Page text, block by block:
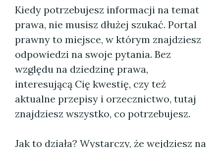
Kiedy potrzebujesz informacji na temat
prawa, nie musisz dłużej szukać. Portal
prawny to miejsce, w którym znajdziesz
odpowiedzi na swoje pytania. Bez
względu na dziedzinę prawa,
interesującą Cię kwestię, czy też
aktualne przepisy i orzecznictwo, tutaj
znajdziesz wszystko, co potrzebujesz.
Jak to działa? Wystarczy, że wejdziesz na